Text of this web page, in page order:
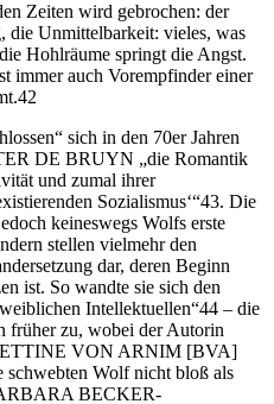
Zeiten wird gebrochen: der
die Unmittelbarkeit: vieles, was
Hohlräume springt die Angst.
immer auch Vorempfinder einer
sich in den 70er Jahren
DE BRUYN „die Romantik
und zumal ihrer
Sozialismus‘“43. Die
keineswegs Wolfs erste
stellen vielmehr den
dar, deren Beginn
ist. So wandte sie sich den
Intellektuellen“44 – die
früher zu, wobei der Autorin
VON ARNIM [BVA]
Wolf nicht bloß als
BECKER-